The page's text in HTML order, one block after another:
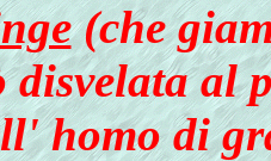
(che
disvelata al
homo di